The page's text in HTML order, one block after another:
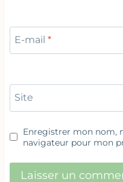
E-mail *
Site
Enregistrer mon nom,
navigateur pour mon